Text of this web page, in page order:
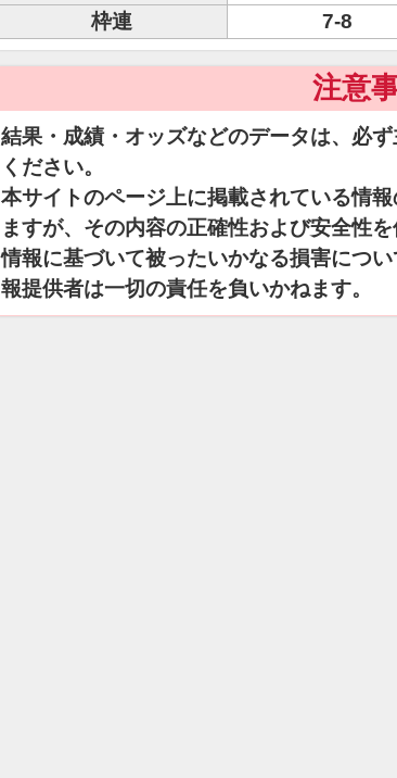
枠連
7-8
注意
結果・成績・オッズなどのデータは、必
ください。
本サイトのページ上に掲載されている情
ますが、その内容の正確性および安全性
情報に基づいて被ったいかなる損害につ
報提供者は一切の責任を負いかねます。